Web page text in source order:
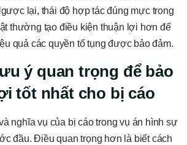
lại, thái độ hợp tác đúng mực trong
thường tạo điều kiện thuận lợi hơn để
quả các quyền tố tụng được bảo đảm.
ý quan trọng để bảo
tốt nhất cho bị cáo
nghĩa vụ của bị cáo trong vụ án hình sự
đầu. Điều quan trọng hơn là biết cách